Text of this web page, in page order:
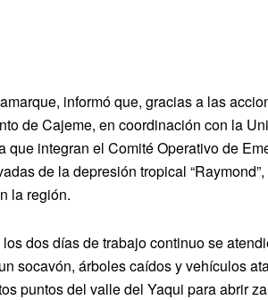
informó que, gracias a las
de Cajeme, en coordinación con la
que integran el Comité Operativo de
de la depresión tropical
la región.
dos días de trabajo continuo se
socavón, árboles caídos y vehículos
puntos del valle del Yaqui para abrir